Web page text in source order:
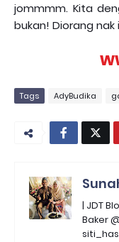
jommmm. Kita
bukan! Diorang nak
Tags AdyBudika
| JDT
Baker